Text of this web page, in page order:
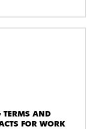
TERMS AND
FOR WORK